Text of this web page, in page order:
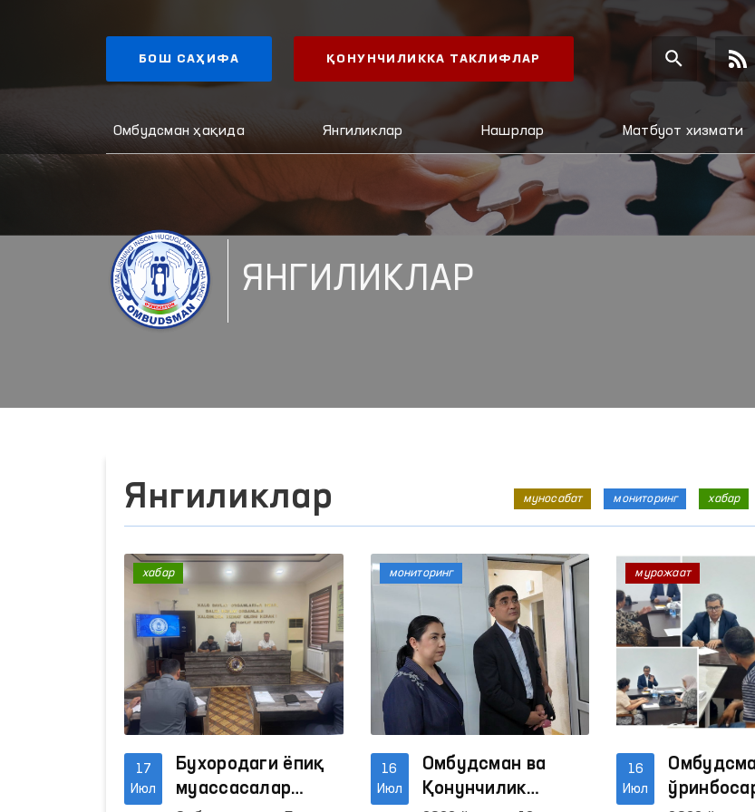
БОШ САҲИФА ҚОНУНЧИЛИККА ТАКЛИФЛАР
Омбудсман ҳақида Янгиликлар Нашрлар Матбуот хизмати
ЯНГИЛИКЛАР
Янгиликлар муносабат мониторинг хабар
17
Июл
Бухородаги ёпиқ
муассасалар
хабар
16
Июл
Омбудсман ва
Қонунчилик
мониторинг
16
Июл
мурожаат